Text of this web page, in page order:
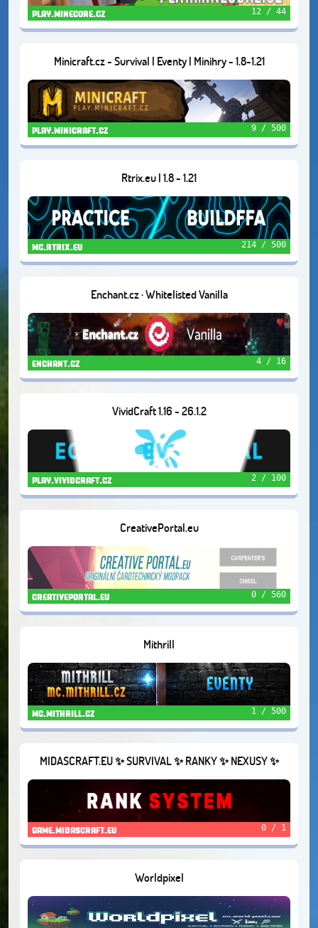
play.minecore.cz 12 / 44
Minicraft.cz - Survival | Eventy | Minihry - 1.8-1.21
play.minicraft.cz 9 / 500
Rtrix.eu | 1.8 - 1.21
mc.rtrix.eu 214 / 500
Enchant.cz · Whitelisted Vanilla
enchant.cz 4 / 16
VividCraft 1.16 - 26.1.2
play.vividcraft.cz 2 / 100
CreativePortal.eu
creativeportal.eu 0 / 560
Mithrill
mc.mithrill.cz 1 / 500
MIDASCRAFT.EU ✨ SURVIVAL ✨ RANKY ✨ NEXUSY ✨
VLASTNÉ RECEPTY ✨
game.midascraft.eu 0 / 1
Worldpixel